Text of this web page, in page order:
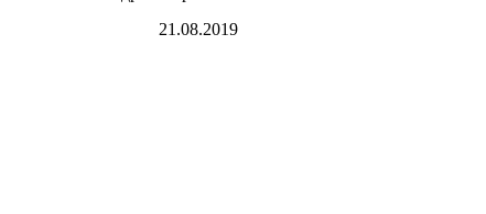
21.08.2019